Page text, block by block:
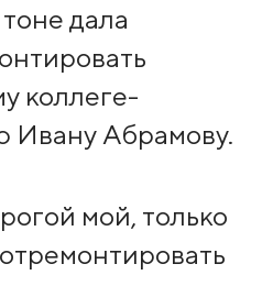
дала
коллеге-
Ивану Абрамову.
мой, только